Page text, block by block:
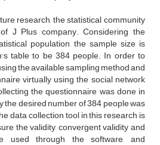
research, the statistical community
J Plus company. Considering the
population, the sample size is
table to be 384 people. In order to
the available sampling method and
virtually using the social network
the questionnaire was done in
the desired number of 384 people was
data collection tool in this research is
the validity, convergent validity and
used through the software, and